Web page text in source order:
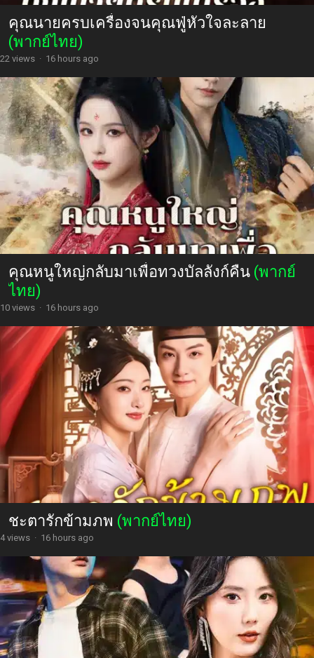
คุณนายครบเครื่องจนคุณฟู่หัวใจละลาย
(พากย์ไทย)
22 views · 16 hours ago
คุณหนูใหญ่กลับมาเพื่อทวงบัลลังก์คืน (พากย์
ไทย)
10 views · 16 hours ago
ชะตารักข้ามภพ (พากย์ไทย)
4 views · 16 hours ago